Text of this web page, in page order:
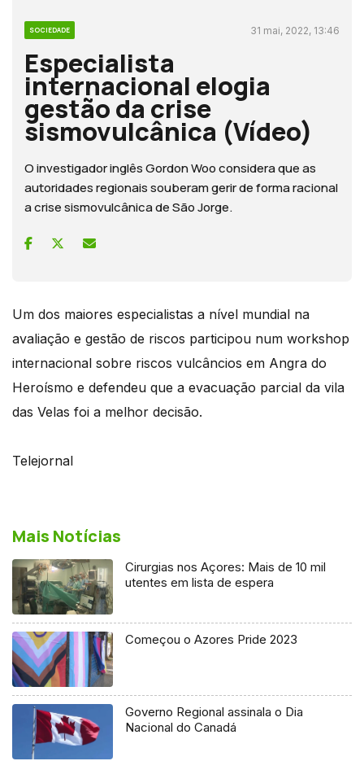
SOCIEDADE 31 mai, 2022, 13:46
Especialista
internacional elogia
gestão da crise
sismovulcânica (Vídeo)
O investigador inglês Gordon Woo considera que as
autoridades regionais souberam gerir de forma racional
a crise sismovulcânica de São Jorge.
Um dos maiores especialistas a nível mundial na
avaliação e gestão de riscos participou num workshop
internacional sobre riscos vulcâncios em Angra do
Heroísmo e defendeu que a evacuação parcial da vila
das Velas foi a melhor decisão.
Telejornal
Mais Notícias
Cirurgias nos Açores: Mais de 10 mil
utentes em lista de espera
Começou o Azores Pride 2023
Governo Regional assinala o Dia
Nacional do Canadá